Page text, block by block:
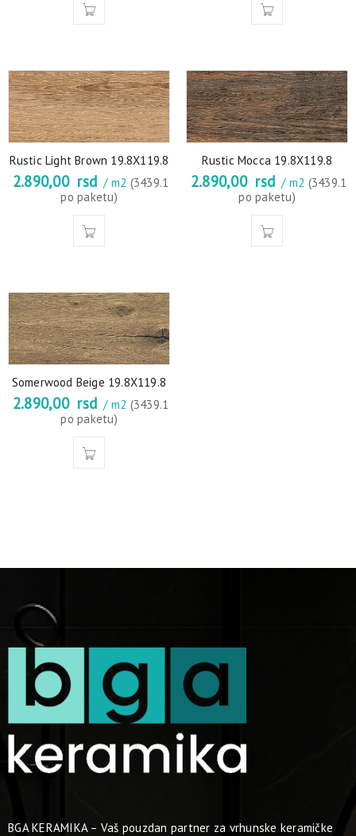
Rustic Light Brown 19.8X119.8
2.890,00 rsd / m2 (3439.1
po paketu)
Rustic Mocca 19.8X119.8
2.890,00 rsd / m2 (3439.1
po paketu)
Somerwood Beige 19.8X119.8
2.890,00 rsd / m2 (3439.1
po paketu)
BGA KERAMIKA – Vaš pouzdan partner za vrhunske keramičke